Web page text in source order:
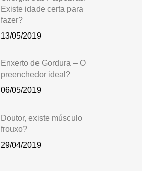
Existe idade certa para
fazer?
13/05/2019
Enxerto de Gordura – O
preenchedor ideal?
06/05/2019
Doutor, existe músculo
frouxo?
29/04/2019